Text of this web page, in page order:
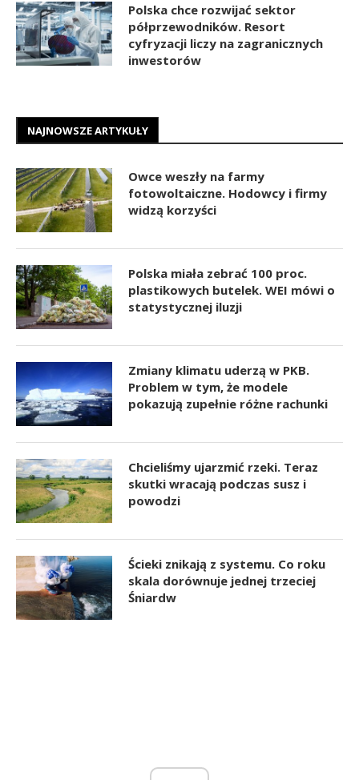
Polska chce rozwijać sektor
półprzewodników. Resort
cyfryzacji liczy na zagranicznych
inwestorów
NAJNOWSZE ARTYKUŁY
Owce weszły na farmy
fotowoltaiczne. Hodowcy i firmy
widzą korzyści
Polska miała zebrać 100 proc.
plastikowych butelek. WEI mówi o
statystycznej iluzji
Zmiany klimatu uderzą w PKB.
Problem w tym, że modele
pokazują zupełnie różne rachunki
Chcieliśmy ujarzmić rzeki. Teraz
skutki wracają podczas susz i
powodzi
Ścieki znikają z systemu. Co roku
skala dorównuje jednej trzeciej
Śniardw